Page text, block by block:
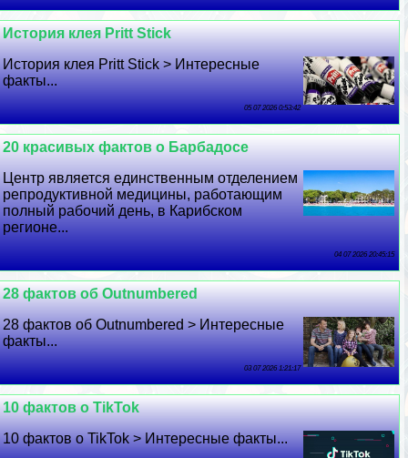
История клея Pritt Stick
История клея Pritt Stick > Интересные
факты...
05 07 2026 0:53:42
20 красивых фактов о Барбадосе
Центр является единственным отделением
репродуктивной медицины, работающим
полный рабочий день, в Карибском
регионе...
04 07 2026 20:45:15
28 фактов об Outnumbered
28 фактов об Outnumbered > Интересные
факты...
03 07 2026 1:21:17
10 фактов о TikTok
10 фактов о TikTok > Интересные факты...